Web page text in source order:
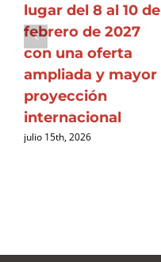
lugar del 8 al 10 de
febrero de 2027
con una oferta
ampliada y mayor
proyección
internacional
julio 15th, 2026